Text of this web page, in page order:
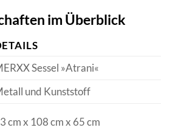
im Überblick
Sessel »Atrani«
und Kunststoff
cm x 108 cm x 65 cm